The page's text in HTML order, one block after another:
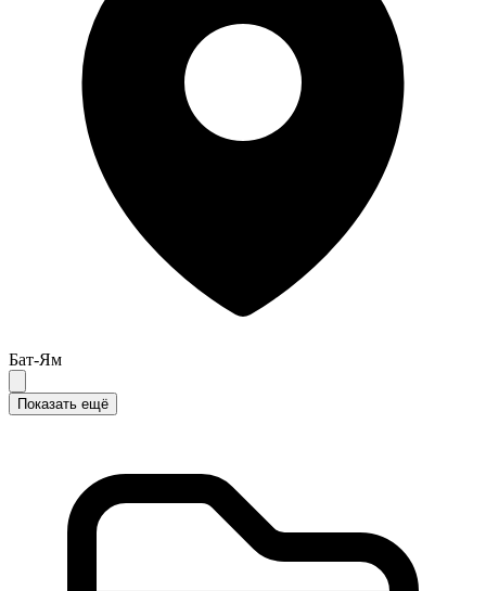
Бат-Ям
Показать ещё